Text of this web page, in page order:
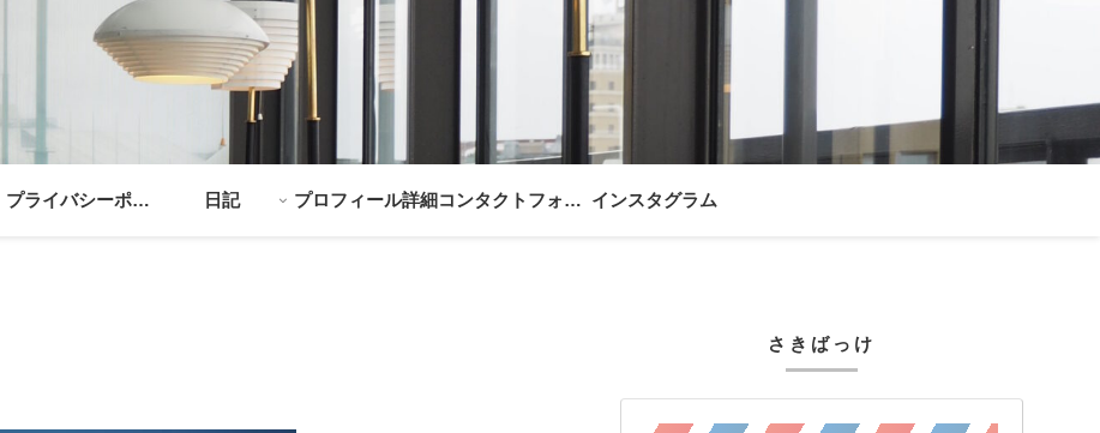
プライバシーポリ 日記 プロフィール詳細コンタクトフォー インスタグラム
さきばっけ